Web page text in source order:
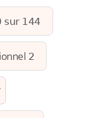
sur 144
2